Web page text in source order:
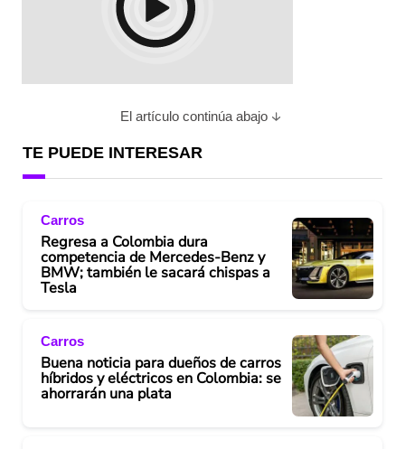
El artículo continúa abajo
TE PUEDE INTERESAR
Carros
Regresa a Colombia dura
competencia de Mercedes-Benz y
BMW; también le sacará chispas a
Tesla
Carros
Buena noticia para dueños de carros
híbridos y eléctricos en Colombia: se
ahorrarán una plata